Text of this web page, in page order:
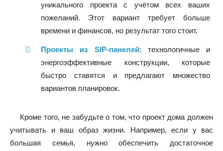
уникального проекта с учётом всех ваших
пожеланий. Этот вариант требует больше
времени и финансов, но результат того стоит.
Проекты из SIP-панелей: технологичные и
энергоэффективные конструкции, которые
быстро ставятся и предлагают множество
вариантов планировок.
Кроме того, не забудьте о том, что проект дома должен
учитывать и ваш образ жизни. Например, если у вас
большая семья, нужно обеспечить достаточное